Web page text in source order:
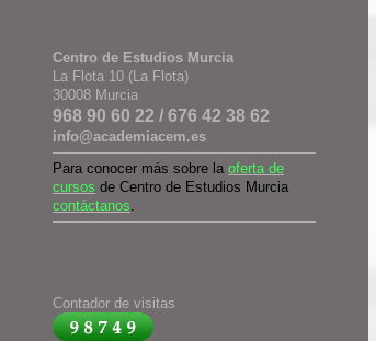
Centro de Estudios Murcia
La Flota 10 (La Flota)
30008 Murcia
968 90 60 22 / 676 42 38 62
info@academiacem.es
Para conocer más sobre la oferta de
cursos de Centro de Estudios Murcia
contáctanos
Contador de visitas